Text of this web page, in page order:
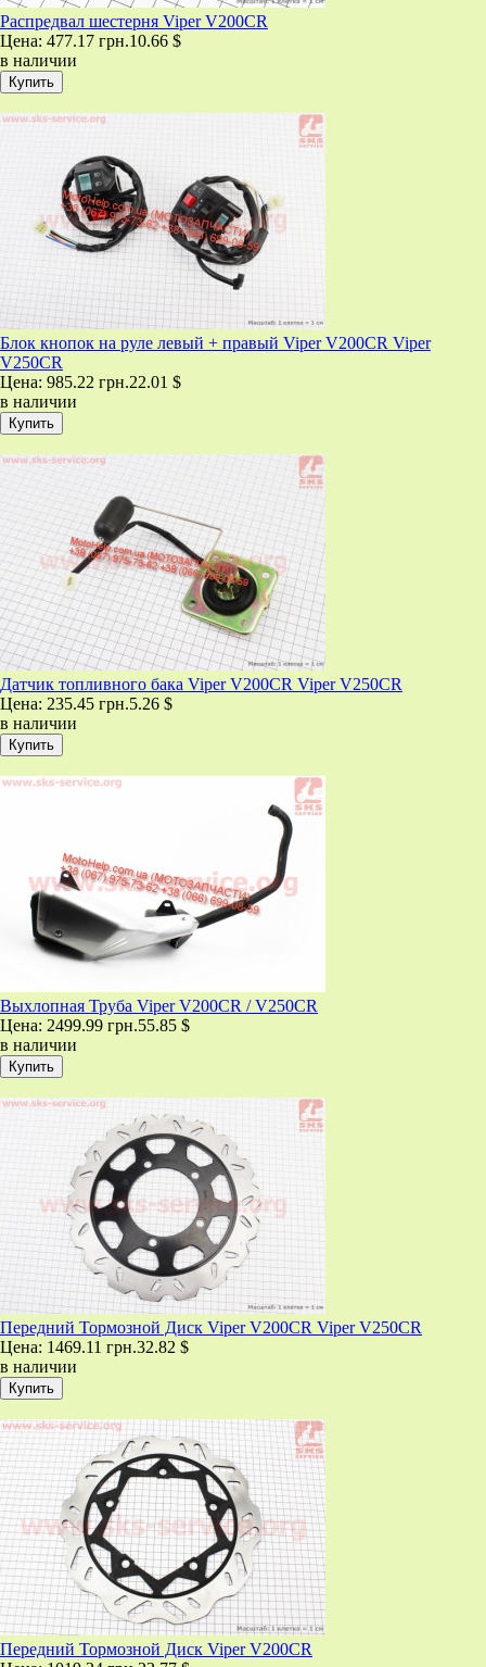
Распредвал шестерня Viper V200CR
Цена: 477.17 грн.10.66 $
в наличии
Блок кнопок на руле левый + правый Viper V200CR Viper
V250CR
Цена: 985.22 грн.22.01 $
в наличии
Датчик топливного бака Viper V200CR Viper V250CR
Цена: 235.45 грн.5.26 $
в наличии
Выхлопная Труба Viper V200CR / V250CR
Цена: 2499.99 грн.55.85 $
в наличии
Передний Тормозной Диск Viper V200CR Viper V250CR
Цена: 1469.11 грн.32.82 $
в наличии
Передний Тормозной Диск Viper V200CR